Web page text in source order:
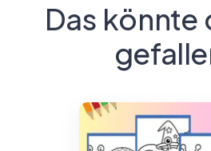
Das könnte